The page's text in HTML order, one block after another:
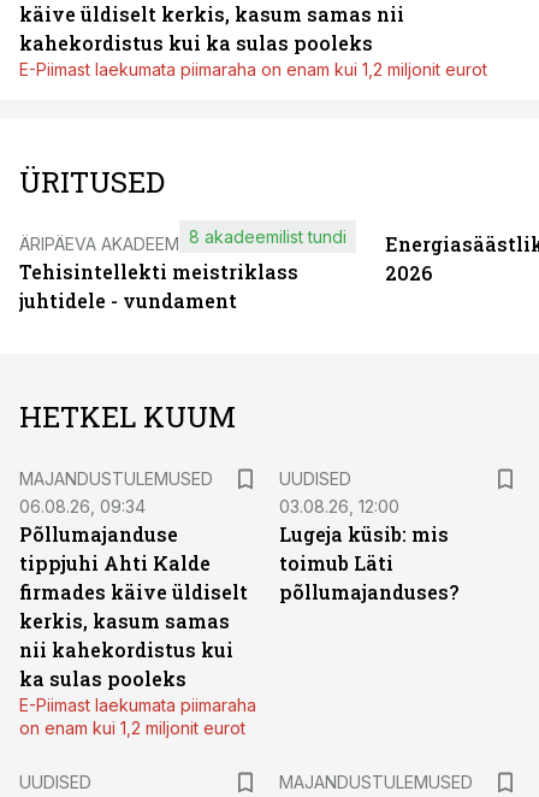
käive üldiselt kerkis, kasum samas nii
kahekordistus kui ka sulas pooleks
E-Piimast laekumata piimaraha on enam kui 1,2 miljonit eurot
ÜRITUSED
ÄRIPÄEVA AKADEEMIA
Tehisintellekti meistriklass
juhtidele - vundament
8 akadeemilist tundi
2026
HETKEL KUUM
MAJANDUSTULEMUSED
06.08.26, 09:34
Põllumajanduse
tippjuhi Ahti Kalde
firmades käive üldiselt
kerkis, kasum samas
nii kahekordistus kui
ka sulas pooleks
E-Piimast laekumata piimaraha
on enam kui 1,2 miljonit eurot
UUDISED
03.08.26, 12:00
Lugeja küsib: mis
toimub Läti
põllumajanduses?
UUDISED
MAJANDUSTULEMUSED